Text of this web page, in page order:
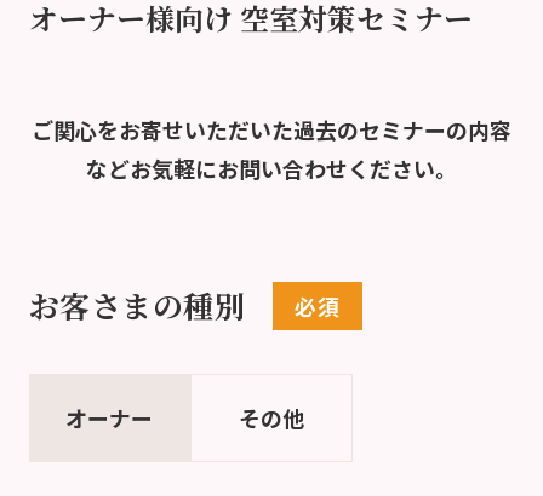
オーナー様向け 空室対策セミナー
ご関心をお寄せいただいた過去のセミナーの内容
などお気軽にお問い合わせください。
お客さまの種別
オーナー その他